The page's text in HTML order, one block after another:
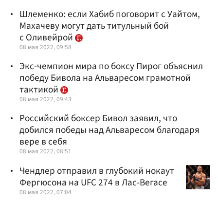
Шлеменко: если Хабиб поговорит с Уайтом,
Махачеву могут дать титульный бой
с Оливейрой
08 мая 2022, 09:58
Экс-чемпион мира по боксу Пирог объяснил
победу Бивола на Альваресом грамотной
тактикой
08 мая 2022, 09:43
Российский боксер Бивол заявил, что
добился победы над Альваресом благодаря
вере в себя
08 мая 2022, 08:51
Чендлер отправил в глубокий нокаут
Фергюсона на UFC 274 в Лас-Вегасе
08 мая 2022, 07:04